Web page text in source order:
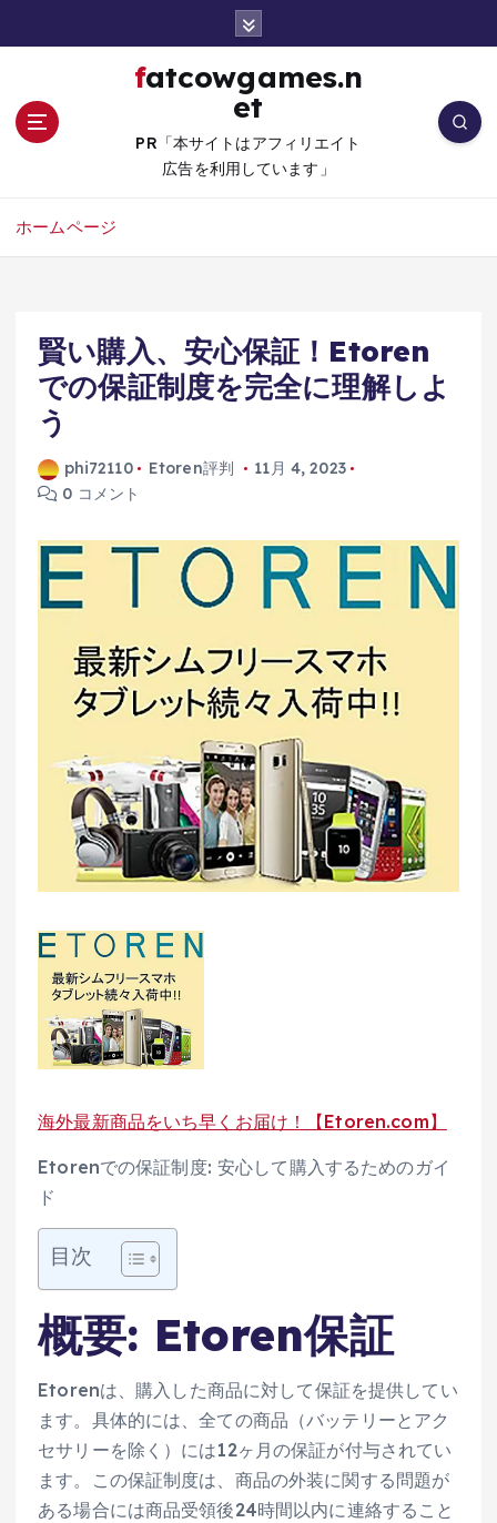
fatcowgames.n
et
PR「本サイトはアフィリエイト
広告を利用しています」
ホームページ
賢い購入、安心保証！Etoren
での保証制度を完全に理解しよ
う
phi72110 Etoren評判
11月 4, 2023
0 コメント
海外最新商品をいち早くお届け！【Etoren.com】
Etorenでの保証制度: 安心して購入するためのガイ
ド
目次
概要: Etoren保証
Etorenは、購入した商品に対して保証を提供してい
ます。具体的には、全ての商品（バッテリーとアク
セサリーを除く）には12ヶ月の保証が付与されてい
ます。この保証制度は、商品の外装に関する問題が
ある場合には商品受領後24時間以内に連絡すること